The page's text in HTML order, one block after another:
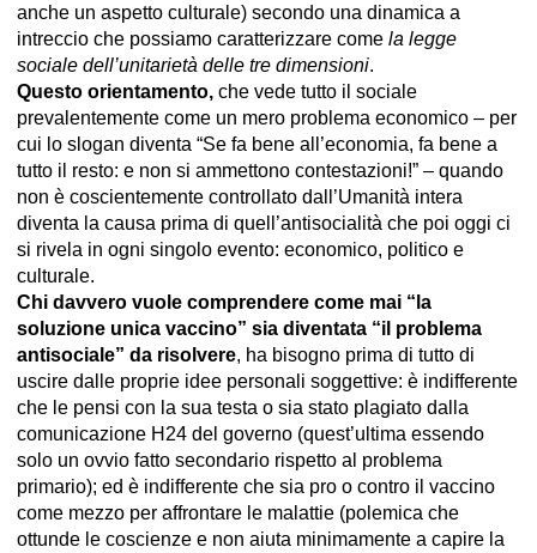
anche un aspetto culturale) secondo una dinamica a
intreccio che possiamo caratterizzare come la legge
sociale dell’unitarietà delle tre dimensioni.
Questo orientamento, che vede tutto il sociale
prevalentemente come un mero problema economico – per
cui lo slogan diventa “Se fa bene all’economia, fa bene a
tutto il resto: e non si ammettono contestazioni!” – quando
non è coscientemente controllato dall’Umanità intera
diventa la causa prima di quell’antisocialità che poi oggi ci
si rivela in ogni singolo evento: economico, politico e
culturale.
Chi davvero vuole comprendere come mai “la
soluzione unica vaccino” sia diventata “il problema
antisociale” da risolvere, ha bisogno prima di tutto di
uscire dalle proprie idee personali soggettive: è indifferente
che le pensi con la sua testa o sia stato plagiato dalla
comunicazione H24 del governo (quest’ultima essendo
solo un ovvio fatto secondario rispetto al problema
primario); ed è indifferente che sia pro o contro il vaccino
come mezzo per affrontare le malattie (polemica che
ottunde le coscienze e non aiuta minimamente a capire la